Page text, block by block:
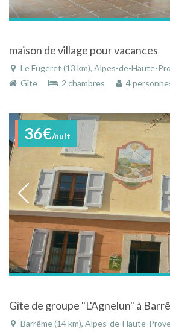
maison de village pour vacances
Le Fugeret (13 km), Alpes-de-Haute-Provence,
Gîte
2 chambres 4
36€/nuit
Barrême (14 km), Alpes-de-Haute-Provence,